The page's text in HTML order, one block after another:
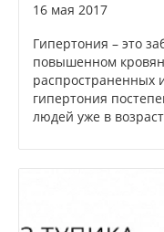
16 мая 2017
Гипертония – это
повышенном
распространенных
гипертония
людей уже в